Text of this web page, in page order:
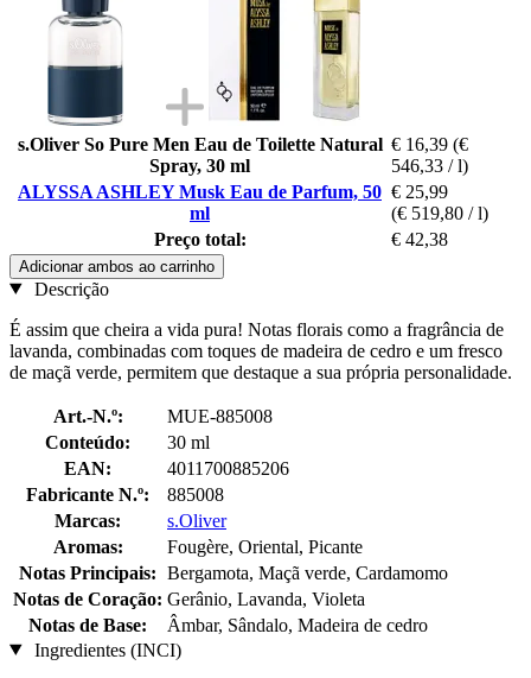
s.Oliver So Pure Men Eau de Toilette Natural
Spray, 30 ml
€ 16,39 (€
546,33 / l)
ALYSSA ASHLEY Musk Eau de Parfum, 50
ml
€ 25,99
(€ 519,80 / l)
Preço total:
€ 42,38
Adicionar ambos ao carrinho
Descrição
É assim que cheira a vida pura! Notas florais como a fragrância de
lavanda, combinadas com toques de madeira de cedro e um fresco
de maçã verde, permitem que destaque a sua própria personalidade.
Art.-N.º:
MUE-885008
Conteúdo:
30 ml
EAN:
4011700885206
Fabricante N.º:
885008
Marcas:
s.Oliver
Aromas:
Fougère, Oriental, Picante
Notas Principais: Bergamota, Maçã verde, Cardamomo
Notas de Coração: Gerânio, Lavanda, Violeta
Notas de Base:
Âmbar, Sândalo, Madeira de cedro
Ingredientes (INCI)